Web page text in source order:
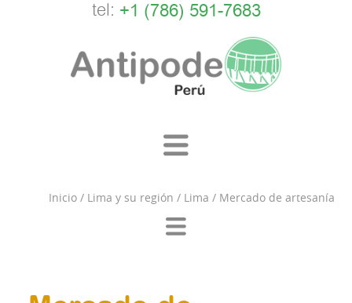
tel: +1 (786) 591-7683
Inicio / Lima y su región / Lima / Mercado de artesanía